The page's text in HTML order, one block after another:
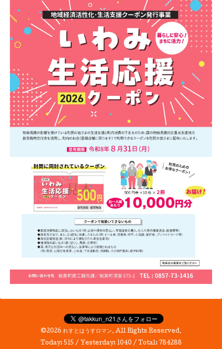
©2026 れすとはうすロマン. All Rights Reserved.
Today: 515 / Yesterday: 1040 / Total: 784288